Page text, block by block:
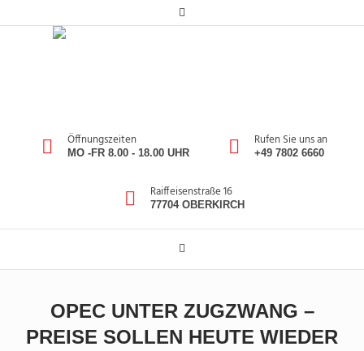
Öffnungszeiten
MO -FR 8.00 - 18.00 UHR
Rufen Sie uns an
+49 7802 6660
Raiffeisenstraße 16
77704 OBERKIRCH
OPEC UNTER ZUGZWANG –
PREISE SOLLEN HEUTE WIEDER